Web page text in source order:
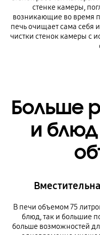
стенке камеры,
возникающие во время
печь очищает сама себя
чистки стенок камеры с
Больше
и
В печи объемом 75
блюд, так и большие
больше возможностей